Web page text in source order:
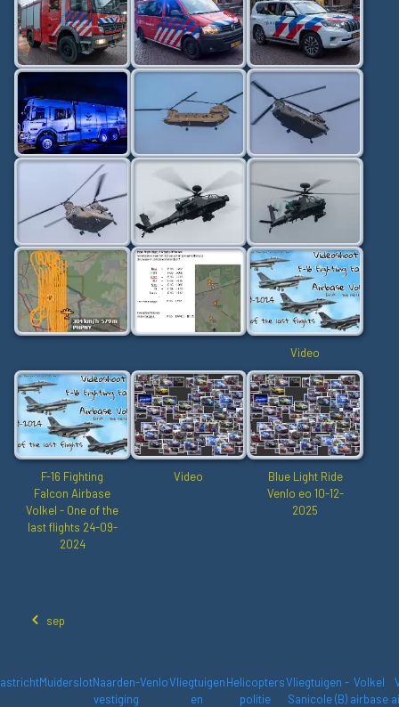
Video
F-16 Fighting
Falcon Airbase
Volkel - One of the
last flights 24-09-
2024
Video
Blue Light Ride
Venlo eo 10-12-
2025
sep
MuiderslotNaarden-
vestiging
VenloVliegtuigen
en
Helicopters
politie
Vliegtuigen -
Sanicole (B)
Volkel
airbase